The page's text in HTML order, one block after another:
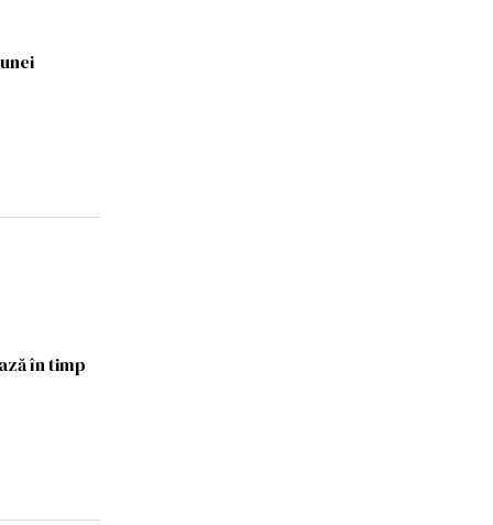
în timp